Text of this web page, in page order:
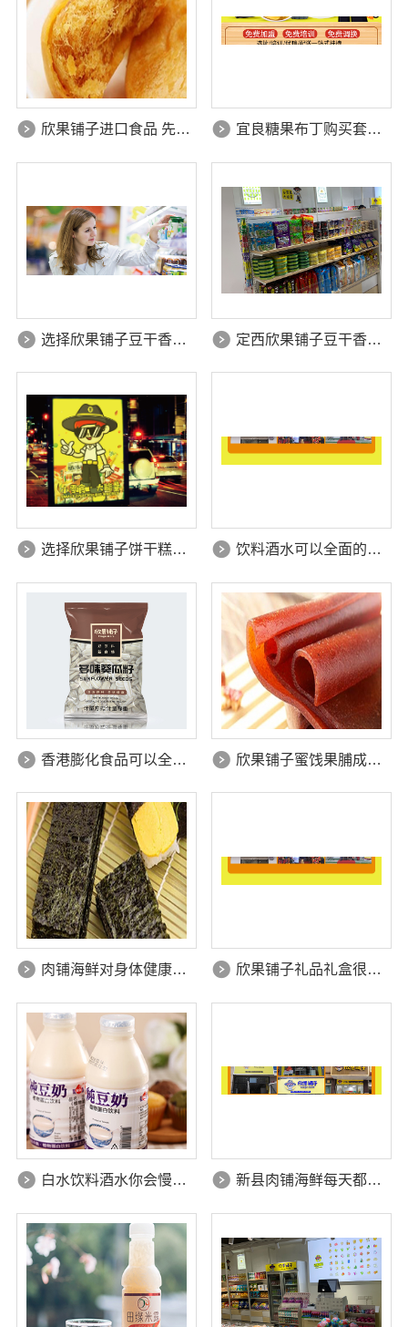
欣果铺子进口食品 先锋设计团队研发 宜良糖果布丁购买套餐有优惠吗
选择欣果铺子豆干香卤 成本低利润高 定西欣果铺子豆干香卤店面装修风格很新潮
选择欣果铺子饼干糕点 工厂直销优惠很大 饮料酒水可以全面的打开市场吗
香港膨化食品可以全面的打开市场吗 欣果铺子蜜饯果脯成本非常的低
肉铺海鲜对身体健康有什么影响吗 欣果铺子礼品礼盒很适合你的口味
白水饮料酒水你会慢慢的爱上它的 新县肉铺海鲜每天都会光顾这家店